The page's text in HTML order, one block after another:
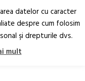
RO EN
datelor cu caracter
despre cum folosim
şi drepturile dvs.
mult